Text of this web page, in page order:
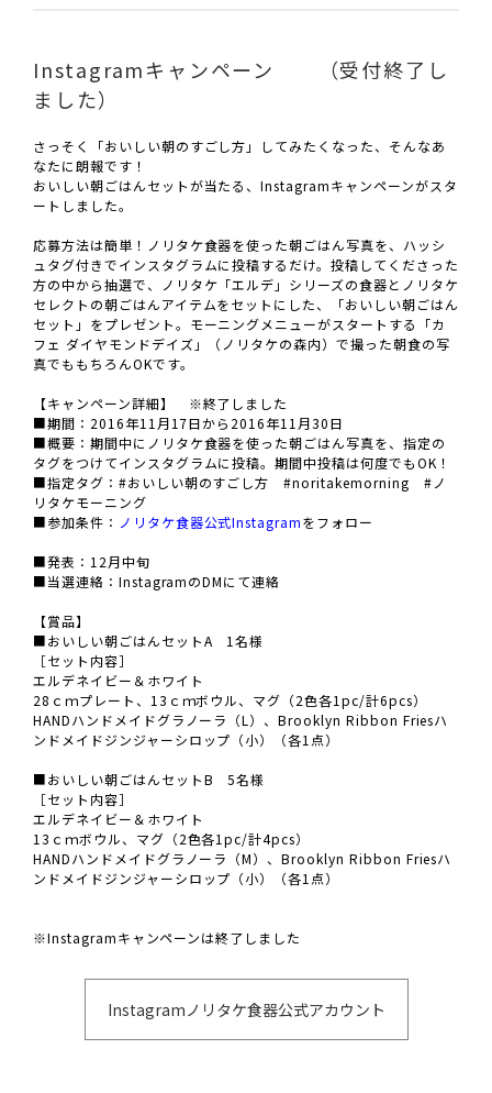
Instagramキャンペーン （受付終了し
ました）
さっそく「おいしい朝のすごし方」してみたくなった、そんなあ
なたに朗報です！
おいしい朝ごはんセットが当たる、Instagramキャンペーンがスタ
ートしました。
応募方法は簡単！ノリタケ食器を使った朝ごはん写真を、ハッシ
ュタグ付きでインスタグラムに投稿するだけ。投稿してくださった
方の中から抽選で、ノリタケ「エルデ」シリーズの食器とノリタケ
セレクトの朝ごはんアイテムをセットにした、「おいしい朝ごはん
セット」をプレゼント。モーニングメニューがスタートする「カ
フェ ダイヤモンドデイズ」（ノリタケの森内）で撮った朝食の写
真でももちろんOKです。
【キャンペーン詳細】 ※終了しました
■期間：2016年11月17日から2016年11月30日
■概要：期間中にノリタケ食器を使った朝ごはん写真を、指定の
タグをつけてインスタグラムに投稿。期間中投稿は何度でもOK！
■指定タグ：#おいしい朝のすごし方 #noritakemorning #ノ
リタケモーニング
■参加条件： ノリタケ食器公式Instagramをフォロー
■発表：12月中旬
■当選連絡：InstagramのDMにて連絡
【賞品】
■おいしい朝ごはんセットA 1名様
［セット内容］
エルデネイビー＆ホワイト
28ｃｍプレート、13ｃｍボウル、マグ（2色各1pc/計6pcs）
HANDハンドメイドグラノーラ（L）、Brooklyn Ribbon Friesハ
ンドメイドジンジャーシロップ（小）（各1点）
■おいしい朝ごはんセットB 5名様
［セット内容］
エルデネイビー＆ホワイト
13ｃｍボウル、マグ（2色各1pc/計4pcs）
HANDハンドメイドグラノーラ（M）、Brooklyn Ribbon Friesハ
ンドメイドジンジャーシロップ（小）（各1点）
※Instagramキャンペーンは終了しました
Instagramノリタケ食器公式アカウント